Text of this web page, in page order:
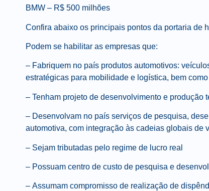
BMW – R$ 500 milhões
Confira abaixo os principais pontos da portaria de
Podem se habilitar as empresas que:
– Fabriquem no país produtos automotivos:
estratégicas para mobilidade e logística, bem
– Tenham projeto de desenvolvimento e produção
– Desenvolvam no país serviços de pesquisa,
automotiva, com integração às cadeias globais de
– Sejam tributadas pelo regime de lucro real
– Possuam centro de custo de pesquisa e
– Assumam compromisso de realização de